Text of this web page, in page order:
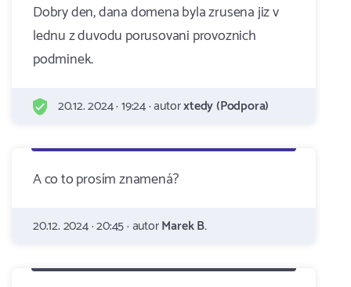
Dobry den, dana domena byla zrusena jiz v
lednu z duvodu porusovani provoznich
podminek.
20.12. 2024 · 19:24 · autorxtedy (Podpora)
A co to prosím znamená?
20.12. 2024 · 20:45 · autorMarek B.